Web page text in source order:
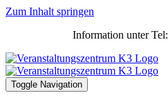
Zum Inhalt springen
Information unter Tel:
Toggle Navigation